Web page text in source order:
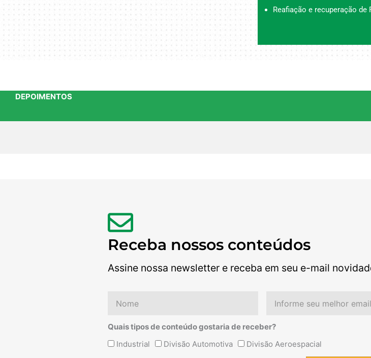
Reafiação e recuperação
DEPOIMENTOS
Receba nossos conteúdos
Assine nossa newsletter e receba em seu e-mail
Quais tipos de conteúdo gostaria de receber?
QuaisIndustrial Divisão Automotiva Divisão Aeroespacial